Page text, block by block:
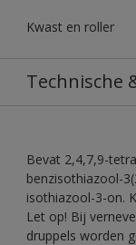
Kwast en roller
Technische
Bevat 2,4,7,9-
benzisothiazool-
isothiazool-3-on.
Let op! Bij
druppels worden